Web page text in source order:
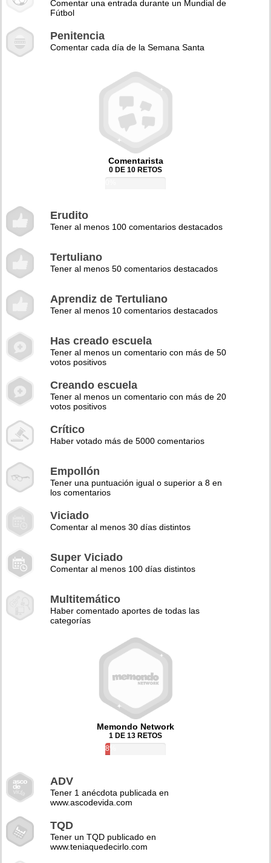
Comentar una entrada durante un Mundial de
Fútbol
Penitencia
Comentar cada día de la Semana Santa
Comentarista
0 DE 10 RETOS
Erudito
Tener al menos 100 comentarios destacados
Tertuliano
Tener al menos 50 comentarios destacados
Aprendiz de Tertuliano
Tener al menos 10 comentarios destacados
Has creado escuela
Tener al menos un comentario con más de 50
votos positivos
Creando escuela
Tener al menos un comentario con más de 20
votos positivos
Crítico
Haber votado más de 5000 comentarios
Empollón
Tener una puntuación igual o superior a 8 en
los comentarios
Viciado
Comentar al menos 30 días distintos
Super Viciado
Comentar al menos 100 días distintos
Multitemático
Haber comentado aportes de todas las
categorías
Memondo Network
1 DE 13 RETOS
8%
ADV
Tener 1 anécdota publicada en
www.ascodevida.com
TQD
Tener un TQD publicado en
www.teniaquedecirlo.com